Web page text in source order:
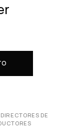
DIRECTORES DE